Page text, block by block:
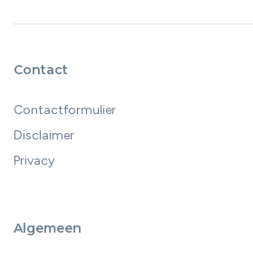
Contact
Contactformulier
Disclaimer
Privacy
Algemeen